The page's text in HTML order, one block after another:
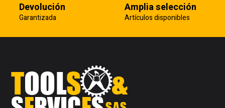
Devolución
Garantizada
Amplia selección
Artículos disponibles